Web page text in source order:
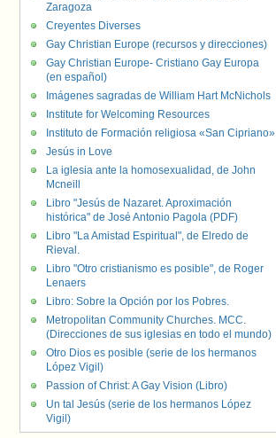
Zaragoza
Creyentes Diverses
Gay Christian Europe (recursos y direcciones)
Gay Christian Europe- Cristiano Gay Europa
(en español)
Imágenes sagradas de William Hart McNichols
Institute for Welcoming Resources
Instituto de Formación religiosa «San Cipriano»
Jesús in Love
La iglesia ante la homosexualidad, de John
Mcneill
Libro "Jesús de Nazaret. Aproximación
histórica" de José Antonio Pagola (PDF)
Libro "La Amistad Espiritual", de Elredo de
Rieval.
Libro "Otro cristianismo es posible", de Roger
Lenaers
Libro: Sobre la Opción por los Pobres.
Metropolitan Community Churches. MCC.
(Direcciones de sus iglesias en todo el mundo)
Otro Dios es posible (serie de los hermanos
López Vigil)
Passion of Christ: A Gay Vision (Libro)
Un tal Jesús (serie de los hermanos López
Vigil)